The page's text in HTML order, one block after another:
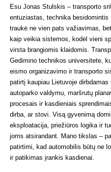
Esu Jonas Stulskis – transporto
entuziastas, technika
traukė ne vien pats važiavimas,
kaip veikia sistemos, kodėl vieni
virsta brangiomis klaidomis.
Gedimino technikos universitete,
eismo organizavimo ir transporto
patirtį kaupiau Lietuvoje
autoparko valdymu, maršrutų
procesais ir kasdieniais
dirba, ar stovi. Visą gyvenimą
eksploatacija, priežiūros logika ir
joms atsirandant. Mano tikslas –
patirtimi, kad automobilis būtų ne
ir patikimas įrankis kasdienai.